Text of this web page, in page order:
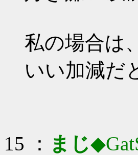
私の場合は
いい加減だ
15 ： まじ